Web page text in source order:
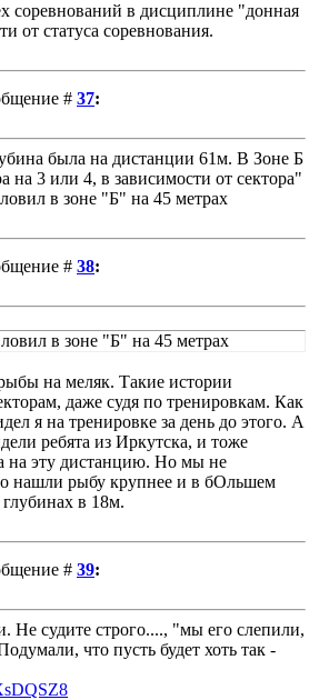
соревнований в дисциплине "донная
от статуса соревнования.
# 37:
была на дистанции 61м. В Зоне Б
на 3 или 4, в зависимости от сектора"
в зоне "Б" на 45 метрах
# 38:
в зоне "Б" на 45 метрах
на меляк. Такие истории
даже судя по тренировкам. Как
я на тренировке за день до этого. А
ребята из Иркутска, и тоже
на эту дистанцию. Но мы не
нашли рыбу крупнее и в бОльшем
глубинах в 18м.
# 39:
Не судите строго...., "мы его слепили,
что пусть будет хоть так -